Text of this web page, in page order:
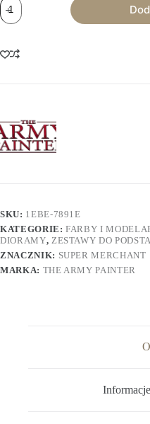
The
Army
-
Battlefields
SKU: 1EBE-7891E
KATEGORIE:FARBY I
DIORAMY, ZESTAWY DO
ZNACZNIK: SUPER MERCHANT
MARKA: THE ARMY PAINTER